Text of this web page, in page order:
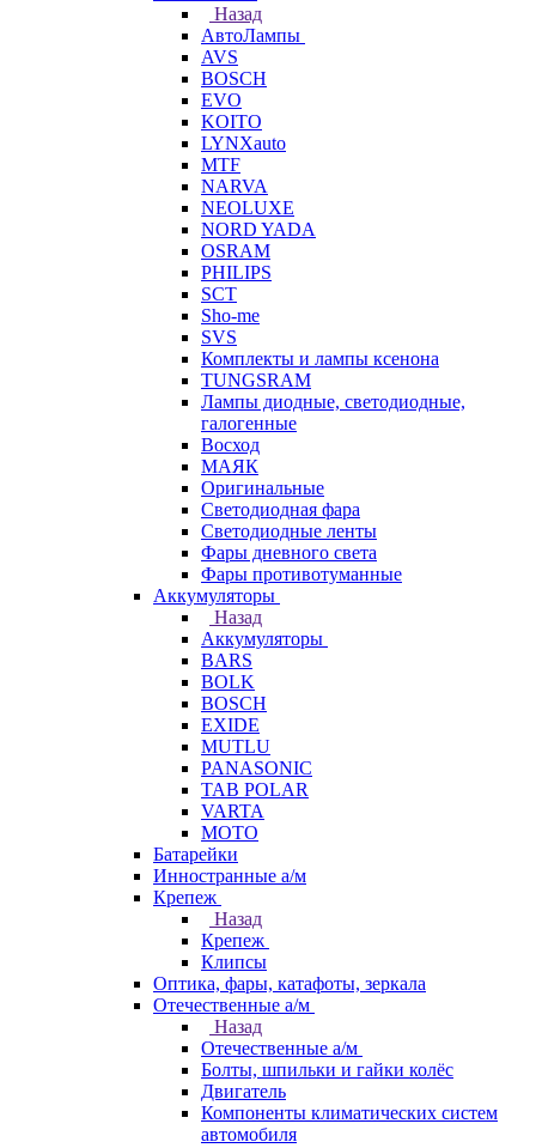
Назад
АвтоЛампы
AVS
BOSCH
EVO
KOITO
LYNXauto
MTF
NARVA
NEOLUXE
NORD YADA
OSRAM
PHILIPS
SCT
Sho-me
SVS
Комплекты и лампы ксенона
TUNGSRAM
Лампы диодные, светодиодные,
галогенные
Восход
МАЯК
Оригинальные
Светодиодная фара
Светодиодные ленты
Фары дневного света
Фары противотуманные
Аккумуляторы
Назад
Аккумуляторы
BARS
BOLK
BOSCH
EXIDE
MUTLU
PANASONIC
TAB POLAR
VARTA
МОТО
Батарейки
Инностранные а/м
Крепеж
Назад
Крепеж
Клипсы
Оптика, фары, катафоты, зеркала
Отечественные а/м
Назад
Отечественные а/м
Болты, шпильки и гайки колёс
Двигатель
Компоненты климатических систем
автомобиля